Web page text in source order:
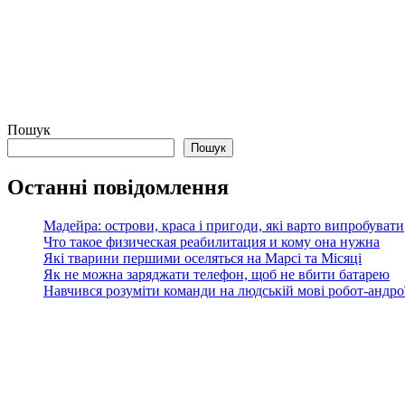
Пошук
Пошук
Останні повідомлення
Мадейра: острови, краса і пригоди, які варто випробувати
Что такое физическая реабилитация и кому она нужна
Які тварини першими оселяться на Марсі та Місяці
Як не можна заряджати телефон, щоб не вбити батарею
Навчився розуміти команди на людській мові робот-